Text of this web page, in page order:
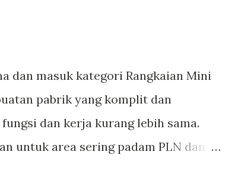
dan masuk kategori Rangkaian Mini
pabrik yang komplit dan
dan kerja kurang lebih sama.
untuk area sering padam PLN dan